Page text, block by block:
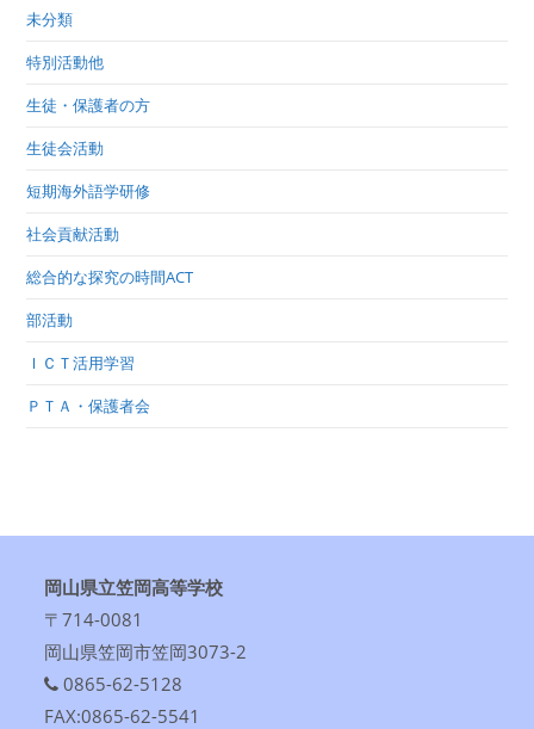
未分類
特別活動他
生徒・保護者の方
生徒会活動
短期海外語学研修
社会貢献活動
総合的な探究の時間ACT
部活動
ＩＣＴ活用学習
ＰＴＡ・保護者会
岡山県立笠岡高等学校
〒714-0081
岡山県笠岡市笠岡3073-2
0865-62-5128
FAX:0865-62-5541